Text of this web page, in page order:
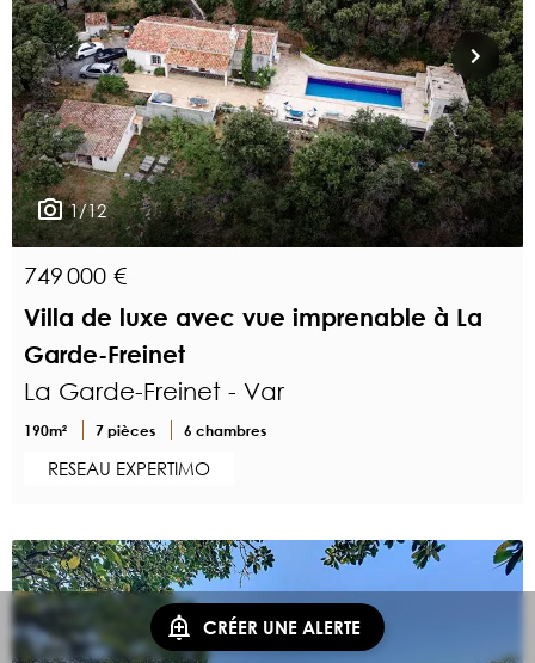
CRÉER UNE ALERTE
1/12
749 000 €
Villa de luxe avec vue imprenable à La
Garde-Freinet
La Garde-Freinet - Var
190m² 7 pièces 6 chambres
RESEAU EXPERTIMO